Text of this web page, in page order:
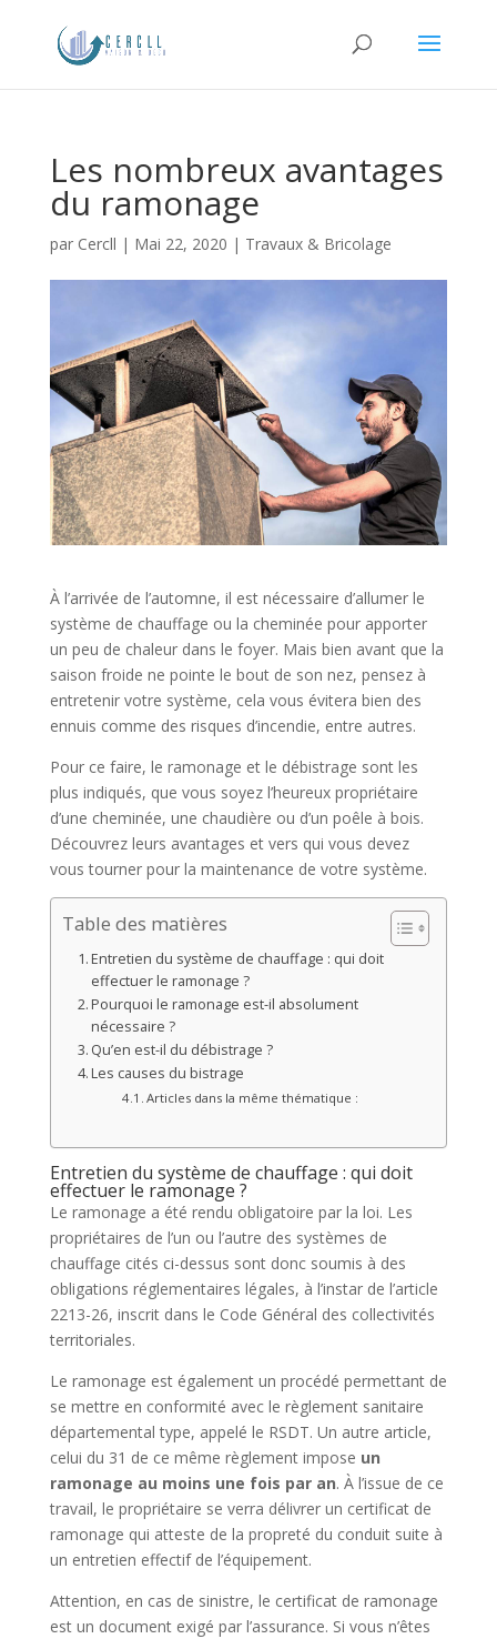
Les nombreux avantages
du ramonage
par Cercll | Mai 22, 2020 | Travaux & Bricolage
À l’arrivée de l’automne, il est nécessaire d’allumer le
système de chauffage ou la cheminée pour apporter
un peu de chaleur dans le foyer. Mais bien avant que la
saison froide ne pointe le bout de son nez, pensez à
entretenir votre système, cela vous évitera bien des
ennuis comme des risques d’incendie, entre autres.
Pour ce faire, le ramonage et le débistrage sont les
plus indiqués, que vous soyez l’heureux propriétaire
d’une cheminée, une chaudière ou d’un poêle à bois.
Découvrez leurs avantages et vers qui vous devez
vous tourner pour la maintenance de votre système.
Table des matières
Entretien du système de chauffage : qui doit
effectuer le ramonage ?
Pourquoi le ramonage est-il absolument
nécessaire ?
Qu’en est-il du débistrage ?
Les causes du bistrage
Articles dans la même thématique :
Entretien du système de chauffage : qui doit
effectuer le ramonage ?
Le ramonage a été rendu obligatoire par la loi. Les
propriétaires de l’un ou l’autre des systèmes de
chauffage cités ci-dessus sont donc soumis à des
obligations réglementaires légales, à l’instar de l’article
2213-26, inscrit dans le Code Général des collectivités
territoriales.
Le ramonage est également un procédé permettant de
se mettre en conformité avec le règlement sanitaire
départemental type, appelé le RSDT. Un autre article,
celui du 31 de ce même règlement impose un
ramonage au moins une fois par an. À l’issue de ce
travail, le propriétaire se verra délivrer un certificat de
ramonage qui atteste de la propreté du conduit suite à
un entretien effectif de l’équipement.
Attention, en cas de sinistre, le certificat de ramonage
est un document exigé par l’assurance. Si vous n’êtes